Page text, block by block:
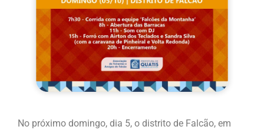
No próximo domingo, dia 5, o distrito de Falcão, em